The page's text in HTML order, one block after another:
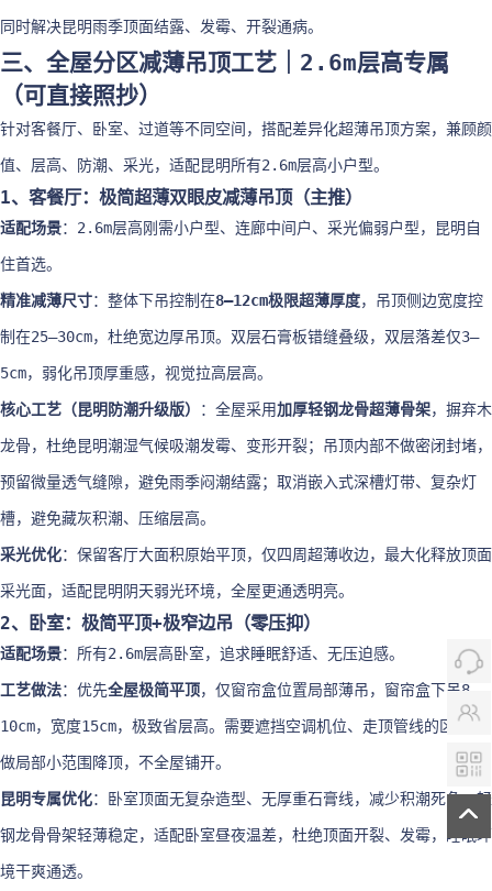
同时解决昆明雨季顶面结露、发霉、开裂通病。
三、全屋分区减薄吊顶工艺｜2.6m层高专属
（可直接照抄）
针对客餐厅、卧室、过道等不同空间，搭配差异化超薄吊顶方案，兼顾颜
值、层高、防潮、采光，适配昆明所有2.6m层高小户型。
1、客餐厅：极简超薄双眼皮减薄吊顶（主推）
适配场景：2.6m层高刚需小户型、连廊中间户、采光偏弱户型，昆明自
住首选。
精准减薄尺寸：整体下吊控制在8–12cm极限超薄厚度，吊顶侧边宽度控
制在25–30cm，杜绝宽边厚吊顶。双层石膏板错缝叠级，双层落差仅3–
5cm，弱化吊顶厚重感，视觉拉高层高。
核心工艺（昆明防潮升级版） ：全屋采用加厚轻钢龙骨超薄骨架，摒弃木
龙骨，杜绝昆明潮湿气候吸潮发霉、变形开裂；吊顶内部不做密闭封堵，
预留微量透气缝隙，避免雨季闷潮结露；取消嵌入式深槽灯带、复杂灯
槽，避免藏灰积潮、压缩层高。
采光优化：保留客厅大面积原始平顶，仅四周超薄收边，最大化释放顶面
采光面，适配昆明阴天弱光环境，全屋更通透明亮。
2、卧室：极简平顶+极窄边吊（零压抑）
适配场景：所有2.6m层高卧室，追求睡眠舒适、无压迫感。
工艺做法：优先全屋极简平顶，仅窗帘盒位置局部薄吊，窗帘盒下吊8–
10cm，宽度15cm，极致省层高。需要遮挡空调机位、走顶管线的区域，
做局部小范围降顶，不全屋铺开。
昆明专属优化：卧室顶面无复杂造型、无厚重石膏线，减少积潮死角；轻
钢龙骨骨架轻薄稳定，适配卧室昼夜温差，杜绝顶面开裂、发霉，睡眠环
境干爽通透。